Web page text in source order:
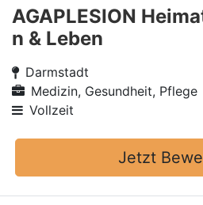
AGAPLESION
n & Leben
Darmstadt
Medizin, Gesundheit, Pflege
Vollzeit
Jetzt